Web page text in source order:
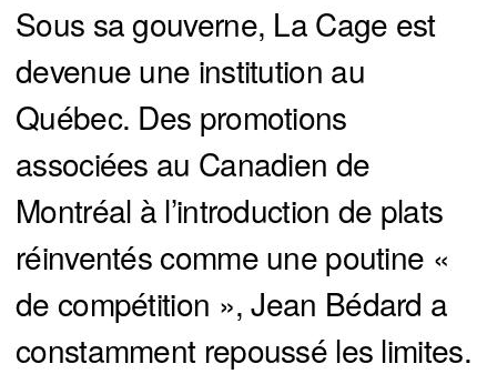
Sous sa gouverne, La Cage est
devenue une institution au
Québec. Des promotions
associées au Canadien de
Montréal à l’introduction de plats
réinventés comme une poutine «
de compétition », Jean Bédard a
constamment repoussé les limites.